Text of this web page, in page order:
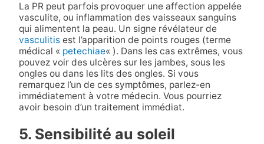
La PR peut parfois provoquer une affection appelée
vasculite, ou inflammation des vaisseaux sanguins
qui alimentent la peau. Un signe révélateur de
vasculitisest l’apparition de points rouges (terme
médical « petechiae« ). Dans les cas extrêmes, vous
pouvez voir des ulcères sur les jambes, sous les
ongles ou dans les lits des ongles. Si vous
remarquez l’un de ces symptômes, parlez-en
immédiatement à votre médecin. Vous pourriez
avoir besoin d’un traitement immédiat.
5. Sensibilité au soleil